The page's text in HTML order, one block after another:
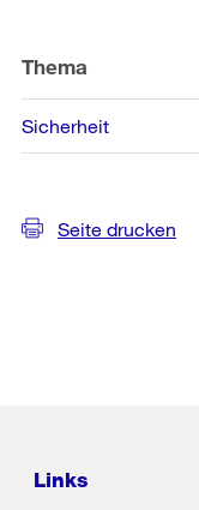
Thema
Sicherheit
Seite drucken
Links